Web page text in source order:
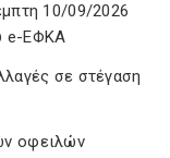
10/09/2026
e-ΕΦΚΑ
σε στέγαση
οφειλών